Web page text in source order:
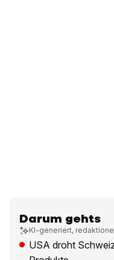
Darum gehts
KI-generiert,
USA droht